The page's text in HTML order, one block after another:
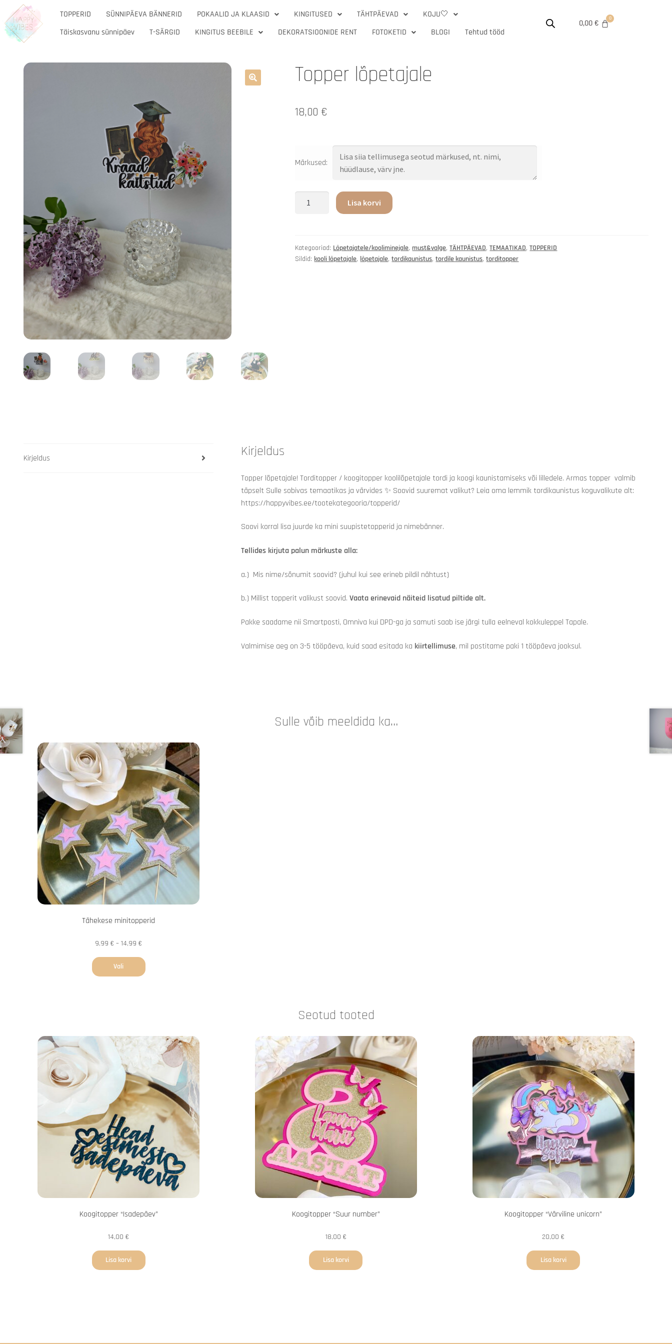
TOPPERID SÜNNIPÄEVA BÄNNERID POKAALID JA KLAASID KINGITUSED TÄHTPÄEVAD
KOJU🤍
Täiskasvanu sünnipäev
T-SÄRGID KINGITUS BEEBILE DEKORATSIOONIDE RENT FOTOKETID BLOGI Tehtud tööd
0,00€
Topper lõpetajale
18,00 €
Märkused:
Lisa korvi
Kategooriad: Lõpetajatele/kooliminejale, must&valge,TÄHTPÄEVAD,TEMAATIKAD,TOPPERID
Sildid: kooli lõpetajale, lõpetajale,tordikaunistus,tordile kaunistus,torditopper
Kirjeldus Kirjeldus
Topper lõpetajale! Torditopper / koogitopper koolilõpetajale tordi ja koogi kaunistamiseks või lilledele. Armas topper valmib
täpselt Sulle sobivas temaatikas ja värvides ✨ Soovid suuremat valikut? Leia oma lemmik tordikaunistus koguvalikute alt:
https://happyvibes.ee/tootekategooria/topperid/
Soovi korral lisa juurde ka mini suupistetopperidja nimebänner.
Tellides kirjuta palun märkuste alla:
a.) Mis nime/sõnumit soovid? (juhul kui see erineb pildil nähtust)
b.) Millist topperit valikust soovid. Vaata erinevaid näiteid lisatud piltide alt.
Pakke saadame nii Smartposti, Omniva kui DPD-ga ja samuti saab ise järgi tulla eelneval kokkuleppel Tapale.
Valmimise aeg on 3-5 tööpäeva, kuid saad esitada ka kiirtellimuse, mil postitame paki 1 tööpäeva jooksul.
Sulle võib meeldida ka…
Tähekese minitopperid
9,99€ – 14,99€
Vali
Seotud tooted
Koogitopper “Isadepäev”
14,00€
Lisa korvi
Koogitopper “Suur number”
18,00 €
Lisa korvi
Koogitopper “Värviline unicorn”
20,00€
Lisa korvi